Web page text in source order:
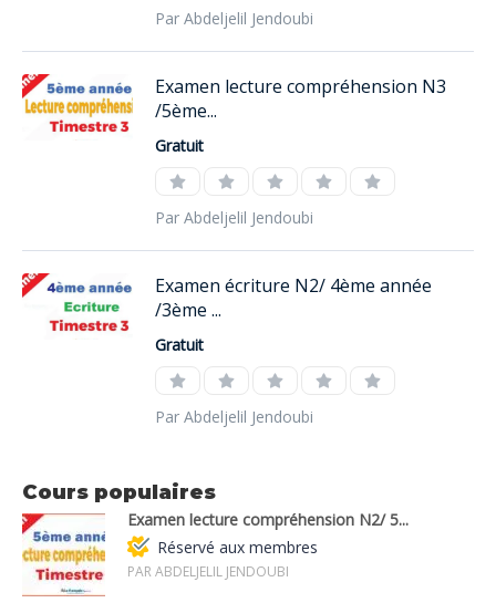
Par Abdeljelil Jendoubi
Examen lecture compréhension N3
/5ème...
Gratuit
Par Abdeljelil Jendoubi
Examen écriture N2/ 4ème année
/3ème ...
Gratuit
Par Abdeljelil Jendoubi
Cours populaires
Examen lecture compréhension N2/ 5...
Réservé aux membres
PAR ABDELJELIL JENDOUBI